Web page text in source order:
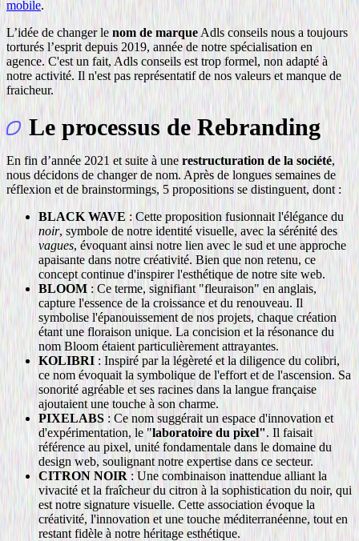
mobile.
L’idée de changer le nom de marque Adls conseils nous a toujours
torturés l’esprit depuis 2019, année de notre spécialisation en
agence. C'est un fait, Adls conseils est trop formel, non adapté à
notre activité. Il n'est pas représentatif de nos valeurs et manque de
fraicheur.
Le processus de Rebranding
En fin d’année 2021 et suite à une restructuration de la société,
nous décidons de changer de nom. Après de longues semaines de
réflexion et de brainstormings, 5 propositions se distinguent, dont :
BLACK WAVE : Cette proposition fusionnait l'élégance du
noir, symbole de notre identité visuelle, avec la sérénité des
vagues, évoquant ainsi notre lien avec le sud et une approche
apaisante dans notre créativité. Bien que non retenu, ce
concept continue d'inspirer l'esthétique de notre site web.
BLOOM : Ce terme, signifiant "fleuraison" en anglais,
capture l'essence de la croissance et du renouveau. Il
symbolise l'épanouissement de nos projets, chaque création
étant une floraison unique. La concision et la résonance du
nom Bloom étaient particulièrement attrayantes.
KOLIBRI: Inspiré par la légèreté et la diligence du colibri,
ce nom évoquait la symbolique de l'effort et de l'ascension. Sa
sonorité agréable et ses racines dans la langue française
ajoutaient une touche à son charme.
PIXELABS : Ce nom suggérait un espace d'innovation et
d'expérimentation, le "laboratoire du pixel". Il faisait
référence au pixel, unité fondamentale dans le domaine du
design web, soulignant notre expertise dans ce secteur.
CITRON NOIR : Une combinaison inattendue alliant la
vivacité et la fraîcheur du citron à la sophistication du noir, qui
est notre signature visuelle. Cette association évoque la
créativité, l'innovation et une touche méditerranéenne, tout en
restant fidèle à notre héritage esthétique.